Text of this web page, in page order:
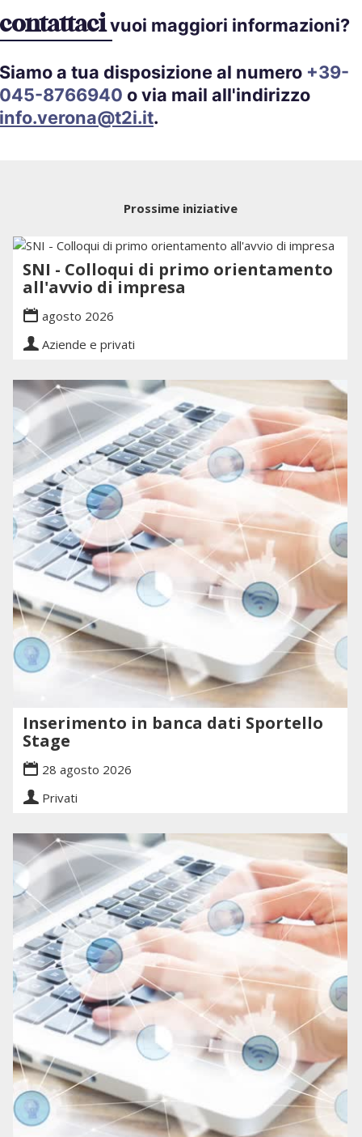
contattacivuoi maggiori informazioni?
Siamo a tua disposizione al numero +39-
045-8766940 o via mail all'indirizzo
info.verona@t2i.it.
Prossime iniziative
SNI - Colloqui di primo orientamento
all'avvio di impresa
agosto 2026
Aziende e privati
Inserimento in banca dati Sportello
Stage
28 agosto 2026
Privati